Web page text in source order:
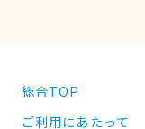
総合TOP
ご利用にあたって